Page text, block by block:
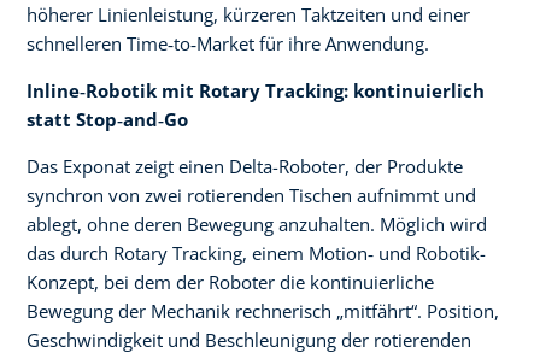
höherer Linienleistung, kürzeren Taktzeiten und einer
schnelleren Time‑to‑Market für ihre Anwendung.
Inline‑Robotik mit Rotary Tracking: kontinuierlich
statt Stop‑and‑Go
Das Exponat zeigt einen Delta-Roboter, der Produkte
synchron von zwei rotierenden Tischen aufnimmt und
ablegt, ohne deren Bewegung anzuhalten. Möglich wird
das durch Rotary Tracking, einem Motion‑ und Robotik-
Konzept, bei dem der Roboter die kontinuierliche
Bewegung der Mechanik rechnerisch „mitfährt“. Position,
Geschwindigkeit und Beschleunigung der rotierenden